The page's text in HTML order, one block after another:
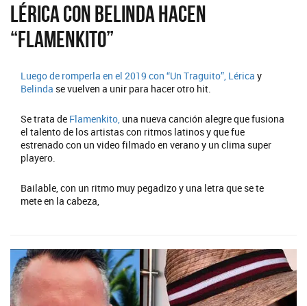
Lérica con Belinda hacen
“Flamenkito”
Luego de romperla en el 2019 con “Un Traguito”, Lérica y
Belinda se vuelven a unir para hacer otro hit.
Se trata de Flamenkito, una nueva canción alegre que fusiona
el talento de los artistas con ritmos latinos y que fue
estrenado con un video filmado en verano y un clima super
playero.
Bailable, con un ritmo muy pegadizo y una letra que se te
mete en la cabeza,